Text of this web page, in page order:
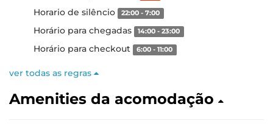
Horario de silêncio 22:00 - 7:00
Horário para chegadas 14:00 - 23:00
Horário para checkout 6:00 - 11:00
ver todas as regras
Amenities da acomodação